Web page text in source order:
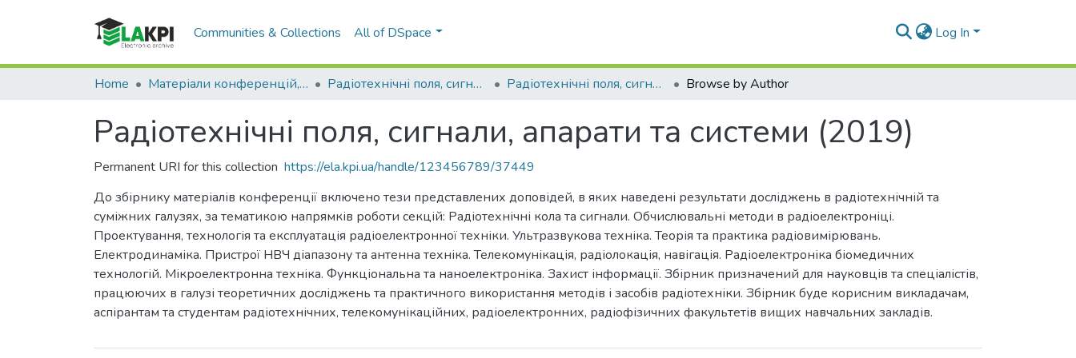
Communities & Collections All of DSpace Log In
Home Матеріали конференцій, семінарів і т.п. Радіотехнічні поля, сигнали, апарати та системи Радіотехнічні поля, сигнали, апарати та системи (2019) Browse by Author
Радіотехнічні поля, сигнали, апарати та системи (2019)
Permanent URI for this collection https://ela.kpi.ua/handle/123456789/37449
До збірнику матеріалів конференції включено тези представлених доповідей, в яких наведені результати досліджень в радіотехнічній та
суміжних галузях, за тематикою напрямків роботи секцій: Радіотехнічні кола та сигнали. Обчислювальні методи в радіоелектроніці.
Проектування, технологія та експлуатація радіоелектронної техніки. Ультразвукова техніка. Теорія та практика радіовимірювань.
Електродинаміка. Пристрої НВЧ діапазону та антенна техніка. Телекомунікація, радіолокація, навігація. Радіоелектроніка біомедичних
технологій. Мікроелектронна техніка. Функціональна та наноелектроніка. Захист інформації. Збірник призначений для науковців та спеціалістів,
працюючих в галузі теоретичних досліджень та практичного використання методів і засобів радіотехніки. Збірник буде корисним викладачам,
аспірантам та студентам радіотехнічних, телекомунікаційних, радіоелектронних, радіофізичних факультетів вищих навчальних закладів.